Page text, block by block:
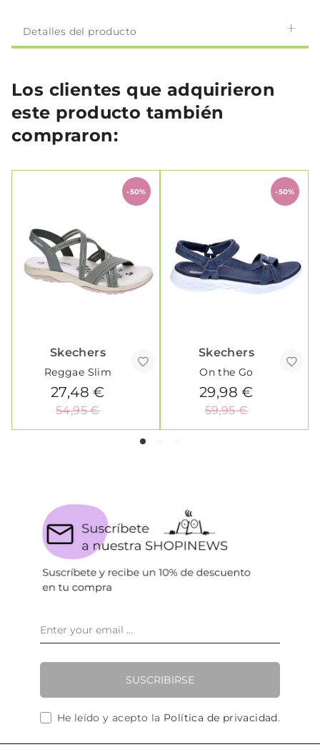
Detalles del producto
Los clientes que adquirieron
este producto también
compraron:
-50%
Skechers
Reggae Slim
27,48 €
54,95 €
-50%
Skechers
On the Go
29,98 €
59,95 €
SUSCRIBIRSE
He leído y acepto la Política de privacidad.